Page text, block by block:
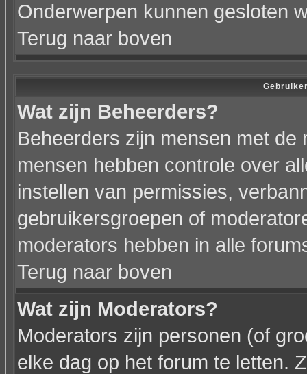
Onderwerpen kunnen gesloten
Terug naar boven
Wat zijn Beheerders?
Beheerders zijn mensen met
mensen hebben controle over
instellen van permissies,
gebruikersgroepen of
moderators hebben in alle
Terug naar boven
Wat zijn Moderators?
Moderators zijn personen (of
elke dag op het forum te letten.